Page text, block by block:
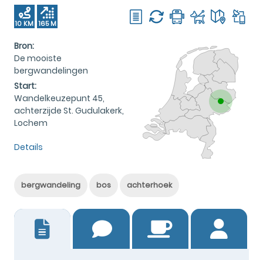
10 KM 165 M
Bron:
De mooiste
bergwandelingen
Start:
Wandelkeuzepunt 45,
achterzijde St. Gudulakerk,
Lochem
Details
bergwandeling bos achterhoek